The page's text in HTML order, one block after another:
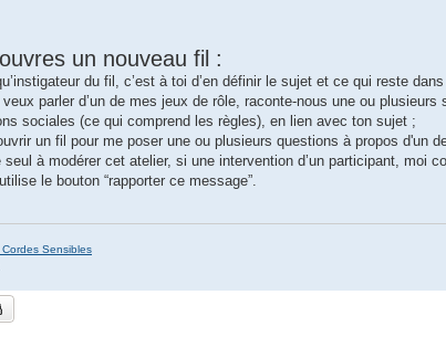
un nouveau fil :
du fil, c’est à toi d’en définir le sujet et ce qui reste
parler d’un de mes jeux de rôle, raconte-nous une ou
sociales (ce qui comprend les règles), en lien avec ton sujet ;
un fil pour me poser une ou plusieurs questions à propos d'un
à modérer cet atelier, si une intervention d’un participant, moi
le bouton “rapporter ce message”.
Sensibles